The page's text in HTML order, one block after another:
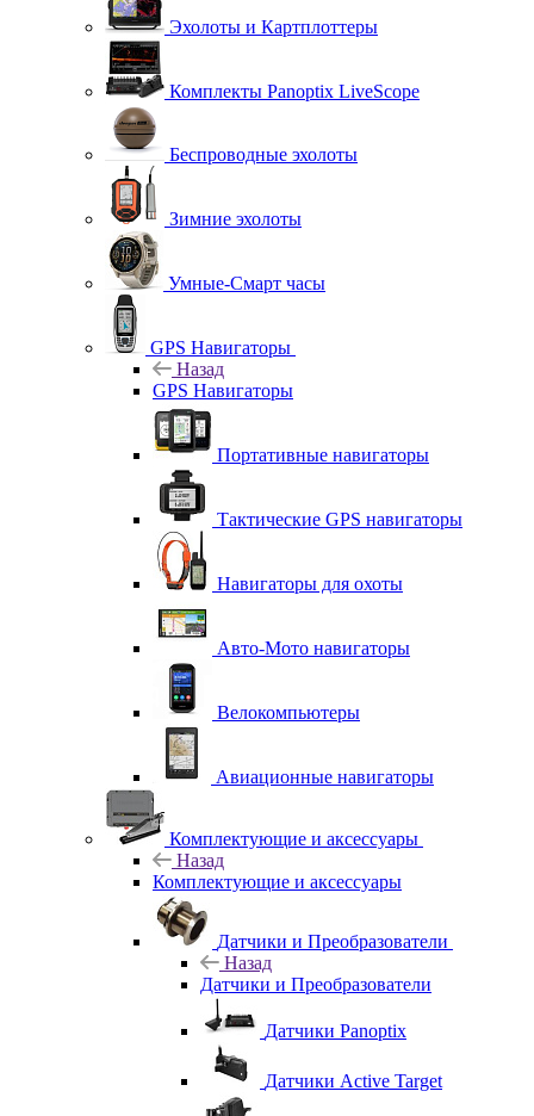
Эхолоты и Картплоттеры
Комплекты Panoptix LiveScope
Беспроводные эхолоты
Зимние эхолоты
Умные-Смарт часы
GPS Навигаторы
Назад
GPS Навигаторы
Портативные навигаторы
Тактические GPS навигаторы
Навигаторы для охоты
Авто-Мото навигаторы
Велокомпьютеры
Авиационные навигаторы
Комплектующие и аксессуары
Назад
Комплектующие и аксессуары
Датчики и Преобразователи
Назад
Датчики и Преобразователи
Датчики Panoptix
Датчики Active Target